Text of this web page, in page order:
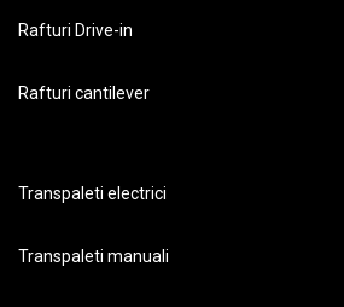
Rafturi Drive-in
Rafturi cantilever
Transpaleti electrici
Transpaleti manuali